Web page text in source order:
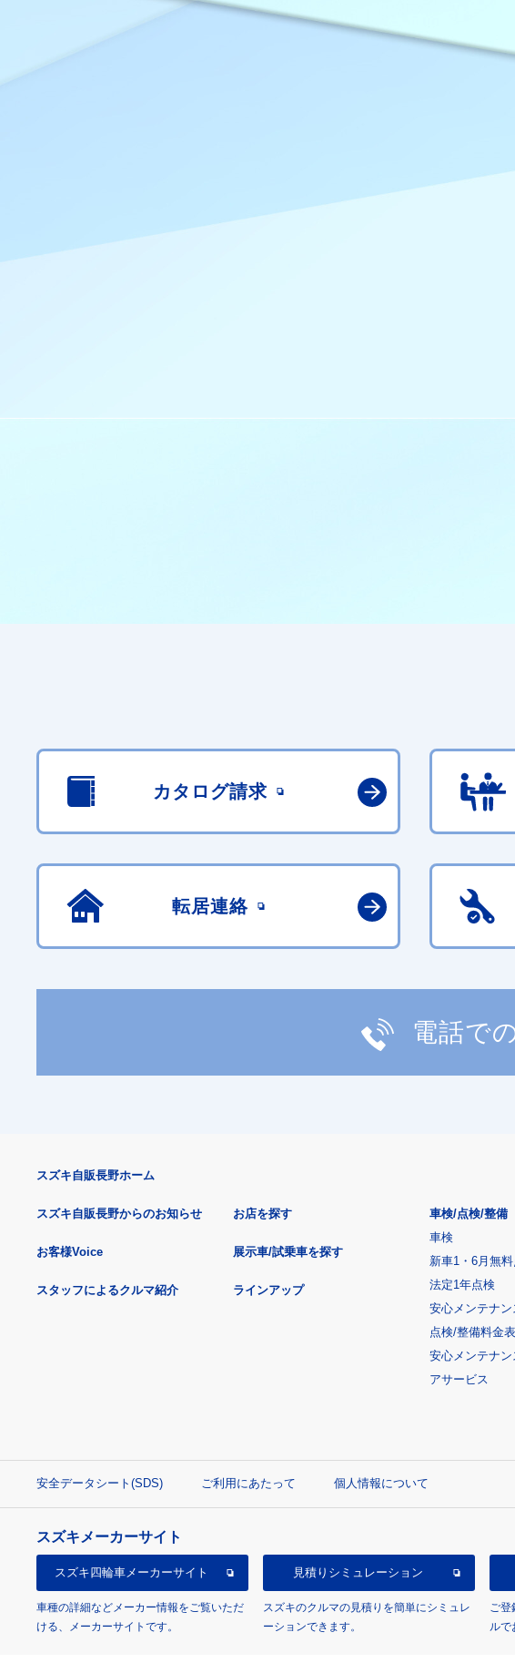
カタログ請求
転居連絡
電話で
スズキ自販長野ホーム
スズキ自販長野からのお知らせ
お客様Voice
スタッフによるクルマ紹介
お店を探す
展示車/試乗車を探す
ラインアップ
車検/点検/整備
車検
新車1・6月無
法定1年点検
安心メンテナン
点検/整備料金表
安心メンテナ
アサービス
安全データシート(SDS) ご利用にあたって 個人情報について
スズキメーカーサイト
スズキ四輪車メーカーサイト
車種の詳細などメーカー情報をご覧いただ
ける、メーカーサイトです。
見積り シミュレーション
スズキのクルマの見積りを簡単にシミュレ
ーションできます。
ご登
ルで